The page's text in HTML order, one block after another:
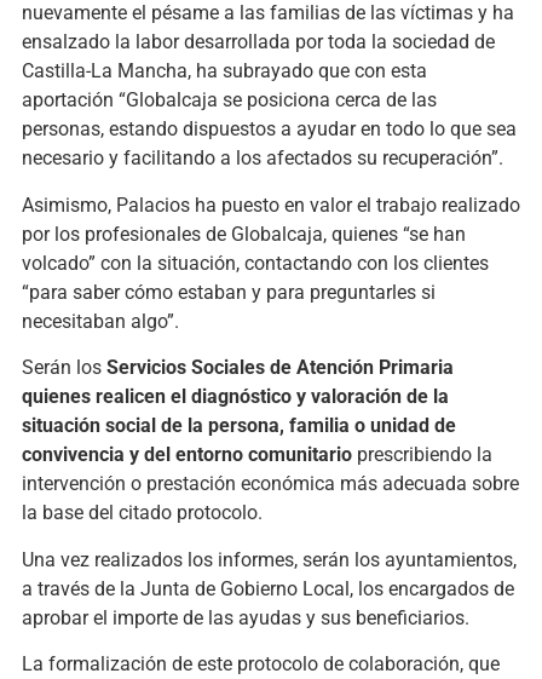
nuevamente el pésame a las familias de las víctimas y ha
ensalzado la labor desarrollada por toda la sociedad de
Castilla-La Mancha, ha subrayado que con esta
aportación “Globalcaja se posiciona cerca de las
personas, estando dispuestos a ayudar en todo lo que sea
necesario y facilitando a los afectados su recuperación”.
Asimismo, Palacios ha puesto en valor el trabajo realizado
por los profesionales de Globalcaja, quienes “se han
volcado” con la situación, contactando con los clientes
“para saber cómo estaban y para preguntarles si
necesitaban algo”.
Serán los Servicios Sociales de Atención Primaria
quienes realicen el diagnóstico y valoración de la
situación social de la persona, familia o unidad de
convivencia y del entorno comunitarioprescribiendo la
intervención o prestación económica más adecuada sobre
la base del citado protocolo.
Una vez realizados los informes, serán los ayuntamientos,
a través de la Junta de Gobierno Local, los encargados de
aprobar el importe de las ayudas y sus beneficiarios.
La formalización de este protocolo de colaboración, que